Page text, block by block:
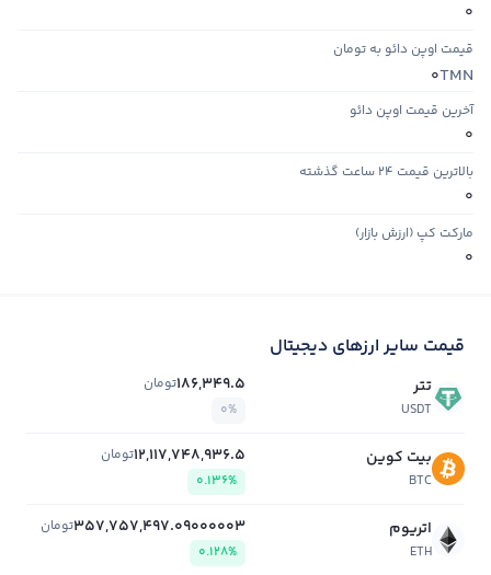
0
قیمت اوپن دائو به تومان
TMN
0
آخرین قیمت اوپن دائو
0
بالاترین قیمت ۲۴ ساعت گذشته
0
مارکت کپ (ارزش بازار)
0
قیمت سایر ارزهای دیجیتال
تتر
USDT
186,349.5تومان
0%
بیت کوین
BTC
12,117,748,936.5تومان
0.136%
اتریوم
ETH
357,757,497.09000003تومان
0.128%